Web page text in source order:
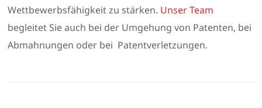
Wettbewerbsfähigkeit zu stärken. Unser Team
begleitet Sie auch bei der Umgehung von Patenten, bei
Abmahnungen oder bei Patentverletzungen.